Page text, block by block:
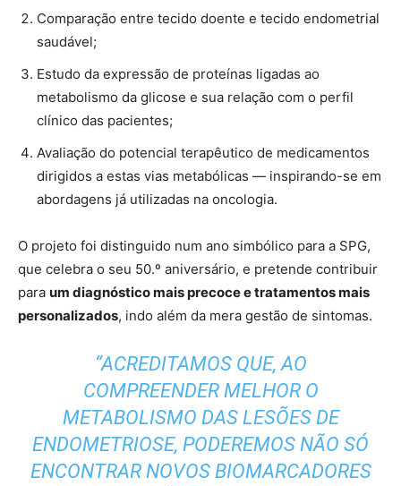
Comparação entre tecido doente e tecido endometrial
saudável;
Estudo da expressão de proteínas ligadas ao
metabolismo da glicose e sua relação com o perfil
clínico das pacientes;
Avaliação do potencial terapêutico de medicamentos
dirigidos a estas vias metabólicas — inspirando-se em
abordagens já utilizadas na oncologia.
O projeto foi distinguido num ano simbólico para a SPG,
que celebra o seu 50.º aniversário, e pretende contribuir
para um diagnóstico mais precoce e tratamentos mais
personalizados, indo além da mera gestão de sintomas.
“ACREDITAMOS QUE, AO
COMPREENDER MELHOR O
METABOLISMO DAS LESÕES DE
ENDOMETRIOSE, PODEREMOS NÃO SÓ
ENCONTRAR NOVOS BIOMARCADORES